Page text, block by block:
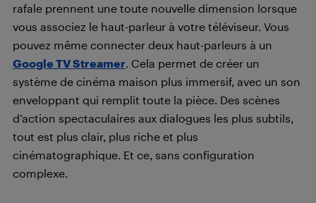
rafale prennent une toute nouvelle dimension lorsque
vous associez le haut-parleur à votre téléviseur. Vous
pouvez même connecter deux haut-parleurs à un
Google TV Streamer . Cela permet de créer un
système de cinéma maison plus immersif, avec un son
enveloppant qui remplit toute la pièce. Des scènes
d’action spectaculaires aux dialogues les plus subtils,
tout est plus clair, plus riche et plus
cinématographique. Et ce, sans configuration
complexe.